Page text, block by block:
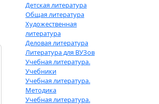
Детская литература
Общая литература
Художественная
литература
Деловая литература
Литература для ВУЗов
Учебная литература.
Учебники
Учебная литература.
Методика
Учебная литература.